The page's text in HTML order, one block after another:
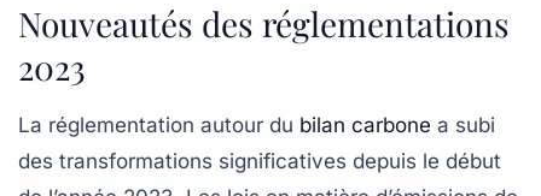
Nouveautés des réglementations
2023
La réglementation autour du bilan carbone a subi
des transformations significatives depuis le début